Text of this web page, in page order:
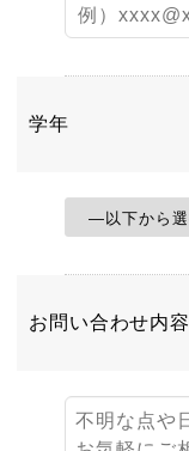
学年
お問い合わせ内容